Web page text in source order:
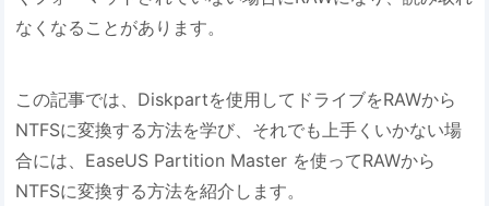
なくなることがあります。
この記事では、Diskpartを使用してドライブをRAWから
NTFSに変換する方法を学び、それでも上手くいかない場
合には、EaseUS Partition Master を使ってRAWから
NTFSに変換する方法を紹介します。